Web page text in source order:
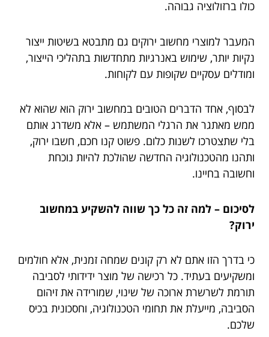
כולו ברזולוציה גבוהה.
המעבר למוצרי מחשוב ירוקים גם מתבטא בשיטות ייצור
נקיות יותר, שימוש באנרגיות מתחדשות בתהליכי הייצור,
ומודלים עסקיים שקופות עם לקוחות.
לבסוף, אחד הדברים הטובים במחשוב ירוק הוא שהוא לא
ממש מאתגר את הרגלי המשתמש – אלא משדרג אותם
בלי שתצטרכו לשנות כלום. פשוט קנו חכם, חשבו ירוק,
ותהנו מהטכנולוגיה החדשה שהולכת להיות נוכחת
וחשובה בחיינו.
לסיכום – למה זה כל כך שווה להשקיע במחשוב
ירוק?
כי בדרך הזו אתם לא רק קונים שמחה זמנית, אלא חולמים
ומשקיעים בעתיד. כל רכישה של מוצר ידידותי לסביבה
תורמת לשרשרת ארוכה של שינוי, שמורידה את זיהום
הסביבה, מייעלת את תחומי הטכנולוגיה, וחסכונית בכיס
שלכם.